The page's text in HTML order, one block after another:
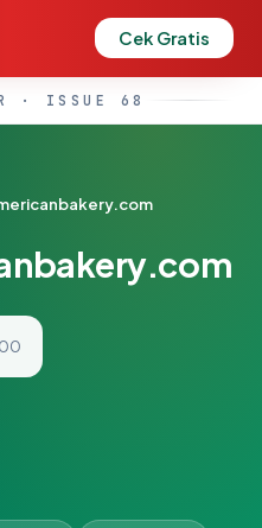
Cek Gratis
· ISSUE 68